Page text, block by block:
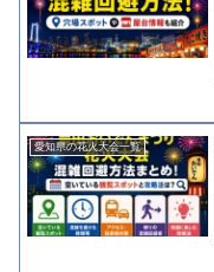
愛知県の花火大会一覧